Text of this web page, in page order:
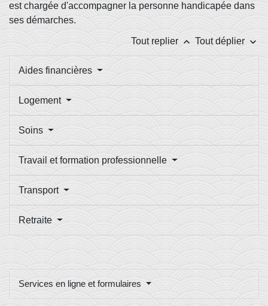
est chargée d'accompagner la personne handicapée dans
ses démarches.
Tout replier keyboard_arrow_up Tout déplier keyboard_arrow_down
Aides financières
Logement
Soins
Travail et formation professionnelle
Transport
Retraite
Services en ligne et formulaires